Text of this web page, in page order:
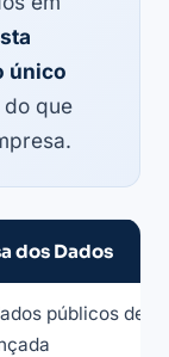
único
que
dos Dados
públicos de